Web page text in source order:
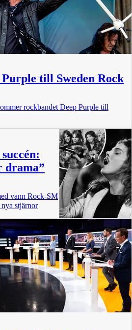
till Sweden Rock
rockbandet Deep Purple till
drama”
vann Rock-SM
nya stjärnor